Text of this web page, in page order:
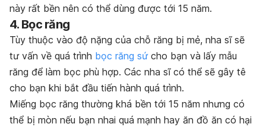
này rất bền nên có thể dùng được tới 15 năm.
4. Bọc răng
Tùy thuộc vào độ nặng của chỗ răng bị mẻ, nha sĩ sẽ
tư vấn về quá trình bọc răng sứcho bạn và lấy mẫu
răng để làm bọc phù hợp. Các nha sĩ có thể sẽ gây tê
cho bạn khi bắt đầu tiến hành quá trình.
Miếng bọc răng thường khá bền tới 15 năm nhưng có
thể bị mòn nếu bạn nhai quá mạnh hay ăn đồ ăn có hại